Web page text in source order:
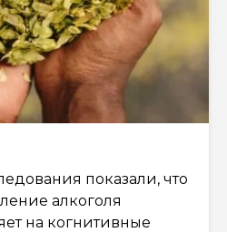
показали, что
алкоголя
на когнитивные